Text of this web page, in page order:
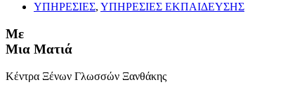
ΥΠΗΡΕΣΙΕΣ, ΥΠΗΡΕΣΙΕΣ ΕΚΠΑΙΔΕΥΣΗΣ
Με
Μια Ματιά
Κέντρα Ξένων Γλωσσών Ξανθάκης